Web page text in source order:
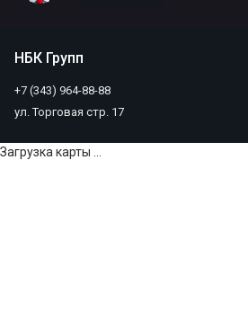
НБК Групп
+7 (343) 964-88-88
ул. Торговая стр. 17
Загрузка карты ...